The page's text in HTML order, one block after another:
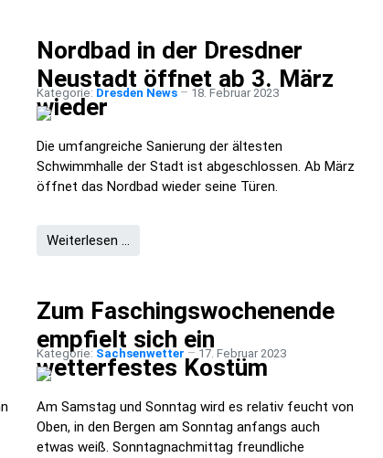
Nordbad in der Dresdner
Neustadt öffnet ab 3. März
wieder
Kategorie: Dresden News 18. Februar 2023
Die umfangreiche Sanierung der ältesten
Schwimmhalle der Stadt ist abgeschlossen. Ab März
öffnet das Nordbad wieder seine Türen.
Weiterlesen …
Zum Faschingswochenende
empfielt sich ein
wetterfestes Kostüm
Kategorie: Sachsenwetter 17. Februar 2023
Am Samstag und Sonntag wird es relativ feucht von
Oben, in den Bergen am Sonntag anfangs auch
etwas weiß. Sonntagnachmittag freundliche